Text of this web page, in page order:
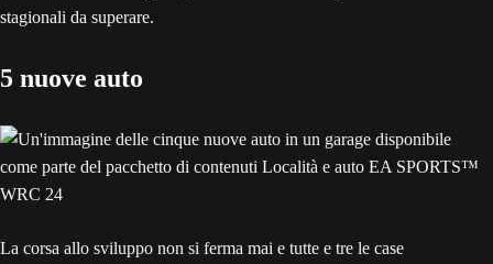
stagionali da superare.
5 nuove auto
La corsa allo sviluppo non si ferma mai e tutte e tre le case